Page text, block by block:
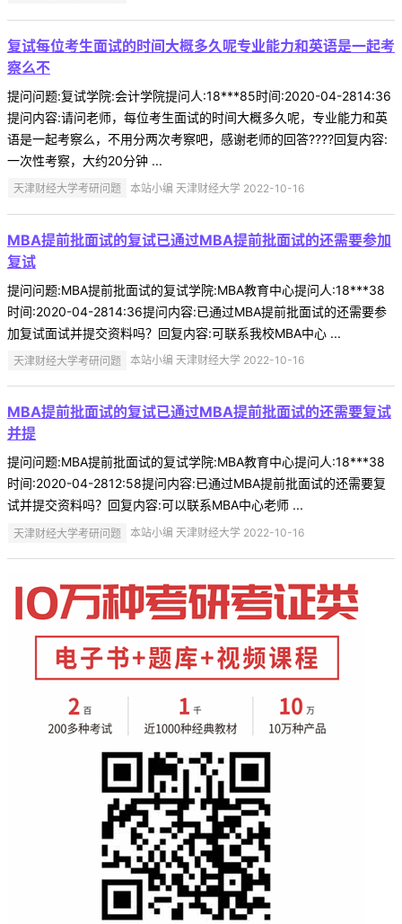
复试每位考生面试的时间大概多久呢专业能力和英语是一起考
察么不
提问问题:复试学院:会计学院提问人:18***85时间:2020-04-2814:36
提问内容:请问老师，每位考生面试的时间大概多久呢，专业能力和英
语是一起考察么，不用分两次考察吧，感谢老师的回答????回复内容:
一次性考察，大约20分钟 ...
天津财经大学考研问题 本站小编 天津财经大学 2022-10-16
MBA提前批面试的复试已通过MBA提前批面试的还需要参加
复试
提问问题:MBA提前批面试的复试学院:MBA教育中心提问人:18***38
时间:2020-04-2814:36提问内容:已通过MBA提前批面试的还需要参
加复试面试并提交资料吗？回复内容:可联系我校MBA中心 ...
天津财经大学考研问题 本站小编 天津财经大学 2022-10-16
MBA提前批面试的复试已通过MBA提前批面试的还需要复试
并提
提问问题:MBA提前批面试的复试学院:MBA教育中心提问人:18***38
时间:2020-04-2812:58提问内容:已通过MBA提前批面试的还需要复
试并提交资料吗？回复内容:可以联系MBA中心老师 ...
天津财经大学考研问题 本站小编 天津财经大学 2022-10-16